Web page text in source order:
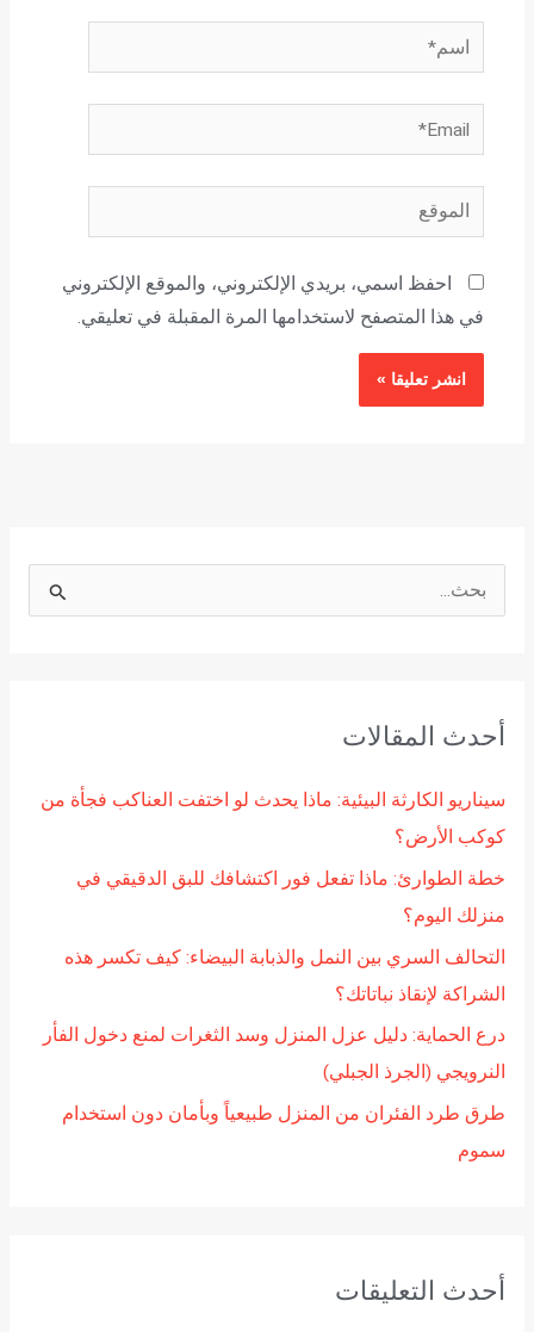
اسم*
Email*
الموقع
احفظ اسمي، بريدي الإلكتروني، والموقع الإلكتروني
في هذا المتصفح لاستخدامها المرة المقبلة في تعليقي.
ث
أحدث المقالات
سيناريو الكارثة البيئية: ماذا يحدث لو اختفت العناكب فجأة من
كوكب الأرض؟
خطة الطوارئ: ماذا تفعل فور اكتشافك للبق الدقيقي في
منزلك اليوم؟
التحالف السري بين النمل والذبابة البيضاء: كيف تكسر هذه
الشراكة لإنقاذ نباتاتك؟
درع الحماية: دليل عزل المنزل وسد الثغرات لمنع دخول الفأر
النرويجي (الجرذ الجبلي)
طرق طرد الفئران من المنزل طبيعياً وبأمان دون استخدام
سموم
أحدث التعليقات